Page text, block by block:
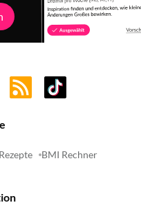
Rezepte BMI Rechner